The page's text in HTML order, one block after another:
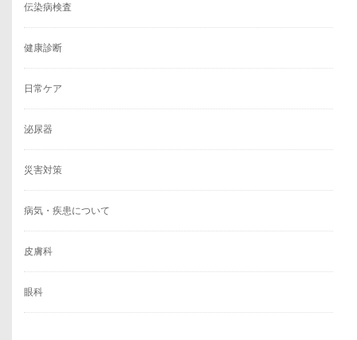
伝染病検査
健康診断
日常ケア
泌尿器
災害対策
病気・疾患について
皮膚科
眼科